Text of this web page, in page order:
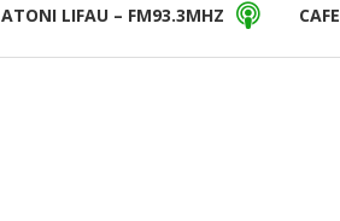
ATONI LIFAU – FM93.3MHZ